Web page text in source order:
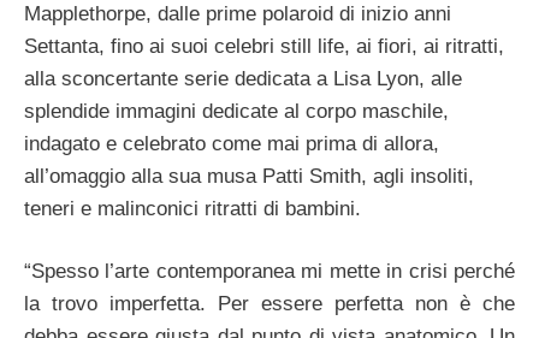
Mapplethorpe, dalle prime polaroid di inizio anni
Settanta, fino ai suoi celebri still life, ai fiori, ai ritratti,
alla sconcertante serie dedicata a Lisa Lyon, alle
splendide immagini dedicate al corpo maschile,
indagato e celebrato come mai prima di allora,
all’omaggio alla sua musa Patti Smith, agli insoliti,
teneri e malinconici ritratti di bambini.
“Spesso l’arte contemporanea mi mette in crisi perché
la trovo imperfetta. Per essere perfetta non è che